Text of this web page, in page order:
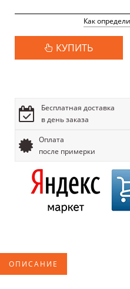
Как
КУПИТЬ
Бесплатная доставка
в день заказа
Оплата
после примерки
ОПИСАНИЕ